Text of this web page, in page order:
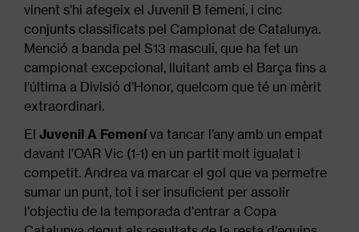
vinent s’hi afegeix el Juvenil B femení, i cinc
conjunts classificats pel Campionat de Catalunya.
Menció a banda pel S13 masculí, que ha fet un
campionat excepcional, lluitant amb el Barça fins a
l’última a Divisió d’Honor, quelcom que té un mèrit
extraordinari.
El Juvenil A Femeníva tancar l’any amb un empat
davant l’OAR Vic (1-1) en un partit molt igualat i
competit. Andrea va marcar el gol que va permetre
sumar un punt, tot i ser insuficient per assolir
l'objectiu de la temporada d'entrar a Copa